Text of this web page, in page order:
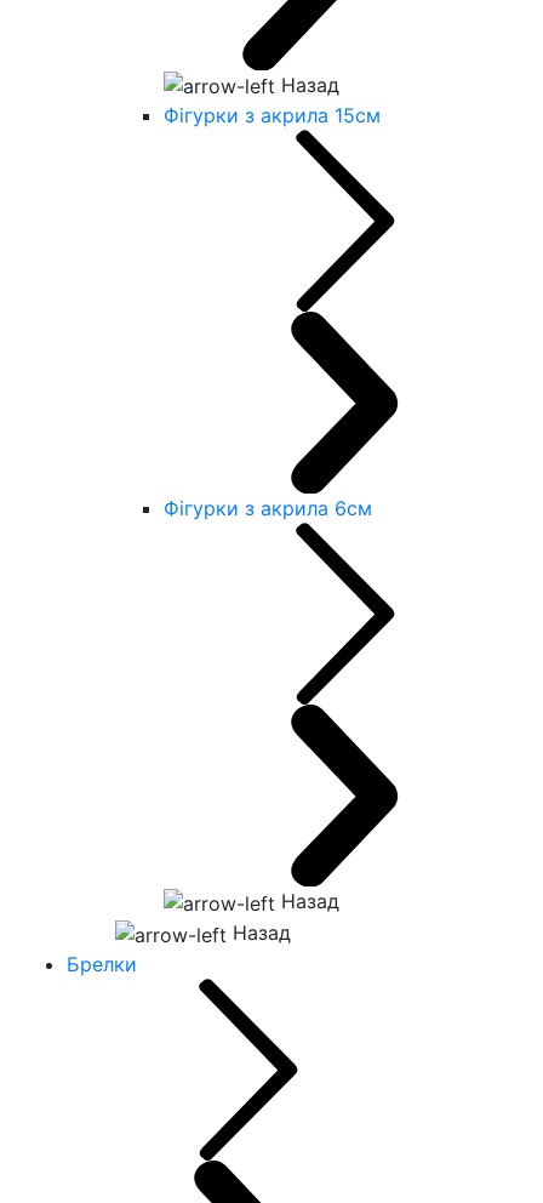
Назад
Фігурки з акрила 15см
Фігурки з акрила 6см
Назад
Назад
Брелки